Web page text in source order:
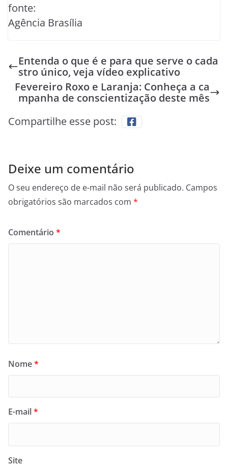
fonte:
Agência Brasília
Entenda o que é e para que serve o cada
stro único, veja vídeo explicativo
Fevereiro Roxo e Laranja: Conheça a ca
mpanha de conscientização deste mês
Compartilhe esse post:
Deixe um comentário
O seu endereço de e-mail não será publicado. Campos
obrigatórios são marcados com *
Comentário *
Nome*
E-mail*
Site